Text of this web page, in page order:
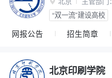
“双一流”建设高校
网报公告 招生简章
北京印刷学院